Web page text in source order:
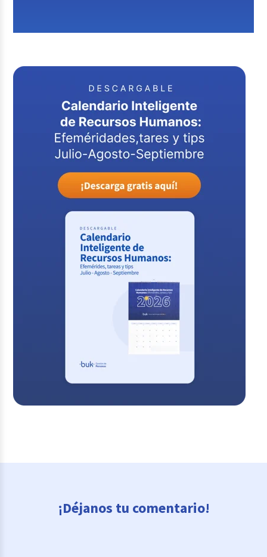
¡Déjanos tu comentario!